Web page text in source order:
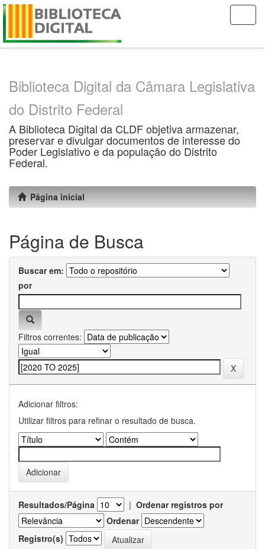
Skip
Biblioteca Digital da Câmara Legislativa
do Distrito Federal
A Biblioteca Digital da CLDF objetiva armazenar,
preservar e divulgar documentos de interesse do
Poder Legislativo e da população do Distrito
Federal.
Página inicial
Página de Busca
Buscar em:
por
Filtros correntes:
Adicionar filtros:
Utilizar filtros para refinar o resultado de busca.
Resultados/Página | Ordenar registros por
Ordenar
Registro(s)